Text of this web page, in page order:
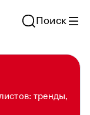
Поиск
тренды,